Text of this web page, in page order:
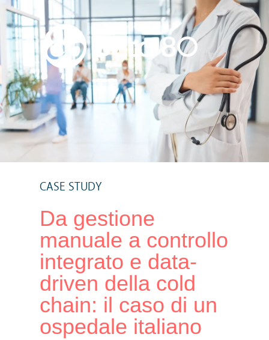
CASE STUDY
Da gestione
manuale a controllo
integrato e data-
driven della cold
chain: il caso di un
ospedale italiano